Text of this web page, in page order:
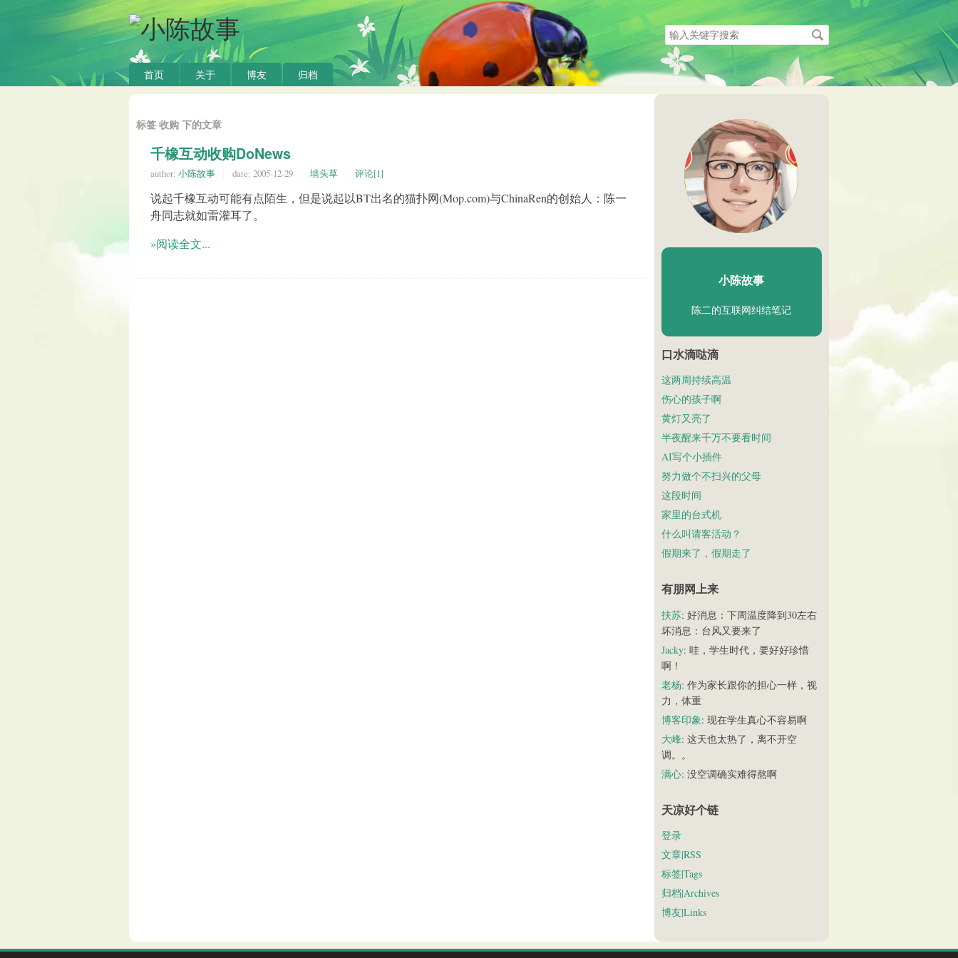
搜
索
关
键
字
首页 关于 博友 归档
标签 收购 下的文章
千橡互动收购DoNews
author: 小陈故事 date: 2005-12-29 墙头草 评论[1]
说起千橡互动可能有点陌生，但是说起以BT出名的猫扑网(Mop.com)与ChinaRen的创始人：陈一
舟同志就如雷灌耳了。
»阅读全文...
陈二Chenèr
小陈故事
陈二的互联网纠结笔记
口水滴哒滴
这两周持续高温
伤心的孩子啊
黄灯又亮了
半夜醒来千万不要看时间
AI写个小插件
努力做个不扫兴的父母
这段时间
家里的台式机
什么叫请客活动？
假期来了，假期走了
有朋网上来
扶苏: 好消息：下周温度降到30左右
坏消息：台风又要来了
Jacky: 哇，学生时代，要好好珍惜
啊！
老杨: 作为家长跟你的担心一样，视
力，体重
博客印象: 现在学生真心不容易啊
大峰: 这天也太热了，离不开空
调。。
满心: 没空调确实难得熬啊
天凉好个链
登录
文章|RSS
标签|Tags
归档|Archives
博友|Links